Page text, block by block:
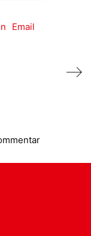
Email